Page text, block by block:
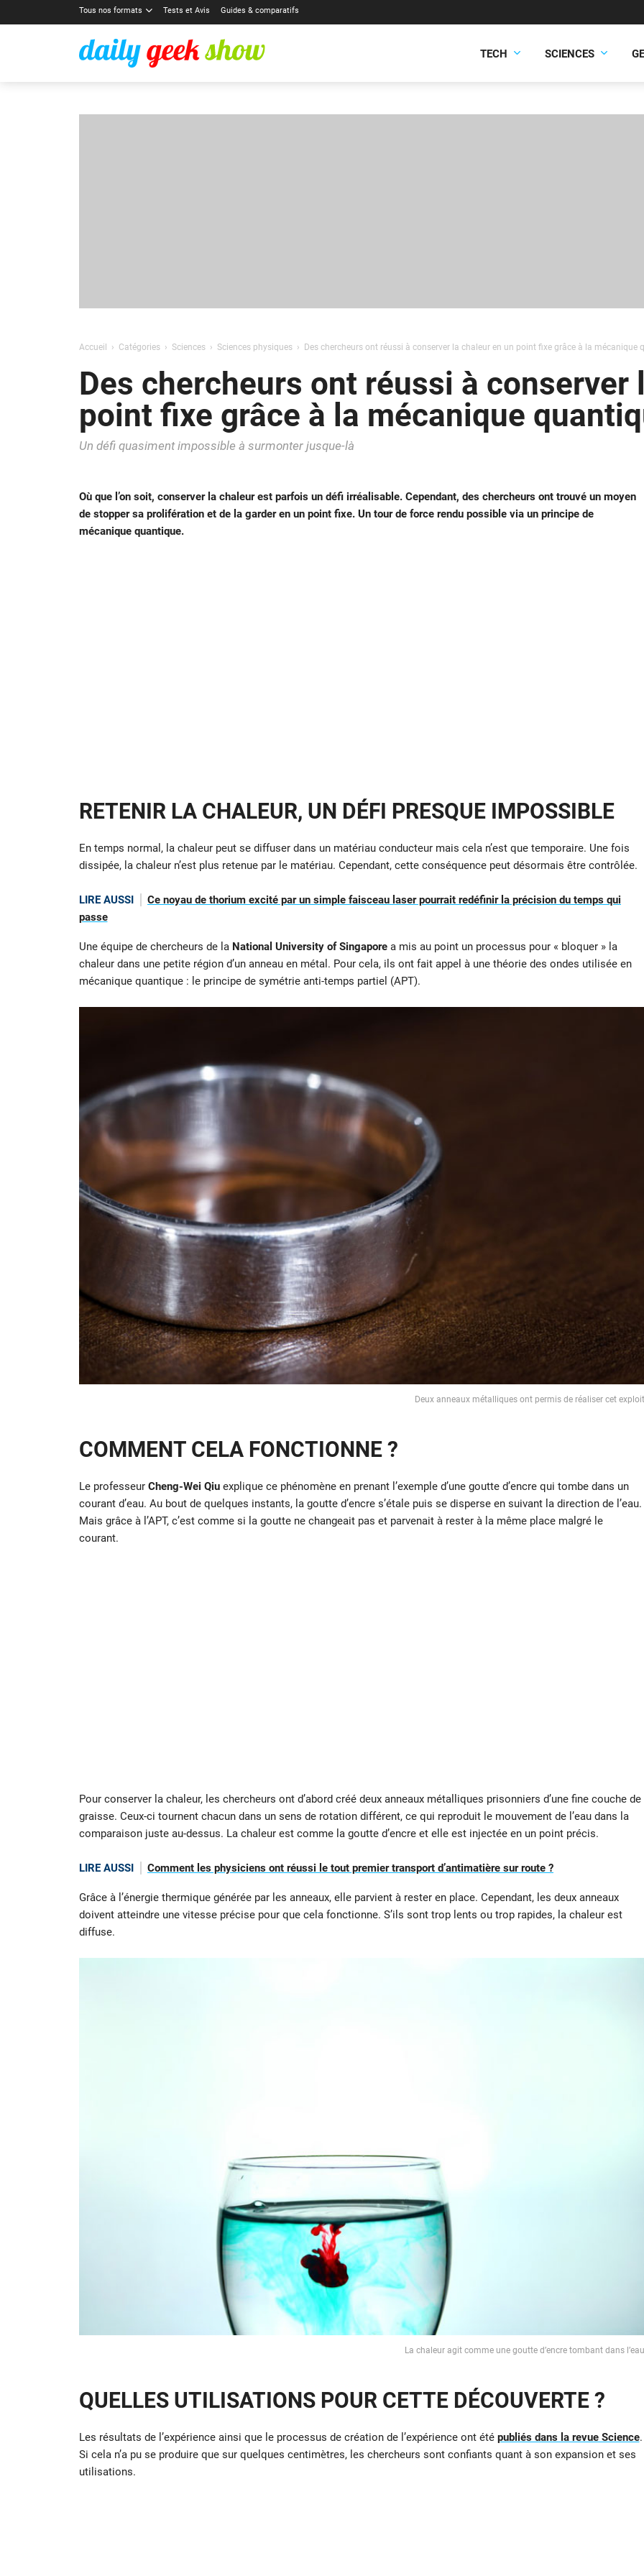
Tous nos formats Tests et Avis Guides & comparatifs
TECH SCIENCES
Accueil Catégories Sciences Sciences physiques Des chercheurs ont réussi à conserver la chaleur en un point fixe grâce à la mécanique
Des chercheurs ont réussi à conserver
point fixe grâce à la mécanique
Un défi quasiment impossible à surmonter jusque-là
Où que l’on soit, conserver la chaleur est parfois un défi irréalisable. Cependant, des chercheurs ont trouvé un moyen
de stopper sa prolifération et de la garder en un point fixe. Un tour de force rendu possible via un principe de
mécanique quantique.
RETENIR LA CHALEUR, UN DÉFI PRESQUE IMPOSSIBLE
En temps normal, la chaleur peut se diffuser dans un matériau conducteur mais cela n’est que temporaire. Une fois
dissipée, la chaleur n’est plus retenue par le matériau. Cependant, cette conséquence peut désormais être contrôlée.
LIRE AUSSI
Ce noyau de thorium excité par un simple faisceau laser pourrait redéfinir la précision du temps qui
passe
Une équipe de chercheurs de la National University of Singaporea mis au point un processus pour « bloquer » la
chaleur dans une petite région d’un anneau en métal. Pour cela, ils ont fait appel à une théorie des ondes utilisée en
mécanique quantique : le principe de symétrie anti-temps partiel (APT).
Deux anneaux métalliques ont permis de réaliser cet exploit
COMMENT CELA FONCTIONNE ?
Le professeur Cheng-Wei Qiuexplique ce phénomène en prenant l’exemple d’une goutte d’encre qui tombe dans un
courant d’eau. Au bout de quelques instants, la goutte d’encre s’étale puis se disperse en suivant la direction de l’eau.
Mais grâce à l’APT, c’est comme si la goutte ne changeait pas et parvenait à rester à la même place malgré le
courant.
Pour conserver la chaleur, les chercheurs ont d’abord créé deux anneaux métalliques prisonniers d’une fine couche de
graisse. Ceux-ci tournent chacun dans un sens de rotation différent, ce qui reproduit le mouvement de l’eau dans la
comparaison juste au-dessus. La chaleur est comme la goutte d’encre et elle est injectée en un point précis.
LIRE AUSSI Comment les physiciens ont réussi le tout premier transport d’antimatière sur route ?
Grâce à l’énergie thermique générée par les anneaux, elle parvient à rester en place. Cependant, les deux anneaux
doivent atteindre une vitesse précise pour que cela fonctionne. S’ils sont trop lents ou trop rapides, la chaleur est
diffuse.
La chaleur agit comme une goutte d’encre tombant dans l’eau
QUELLES UTILISATIONS POUR CETTE DÉCOUVERTE ?
Les résultats de l’expérience ainsi que le processus de création de l’expérience ont été publiés dans la revue Science.
Si cela n’a pu se produire que sur quelques centimètres, les chercheurs sont confiants quant à son expansion et ses
utilisations.